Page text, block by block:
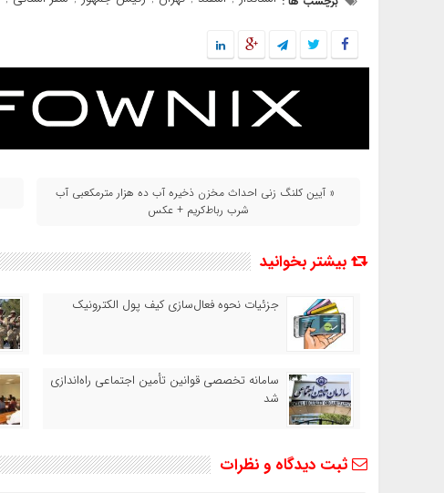
« آیین کلنگ زنی احداث مخزن ذخیره آب ده هزار مترمکعبی آب
شرب رباط‌کریم + عکس
بیشتر بخوانید
جزئیات نحوه فعال‌سازی کیف پول الکترونیک
سامانه تخصصی قوانین تأمین اجتماعی راه‌اندازی
شد
ثبت دیدگاه و نظرات